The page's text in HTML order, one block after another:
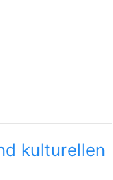
kulturellen